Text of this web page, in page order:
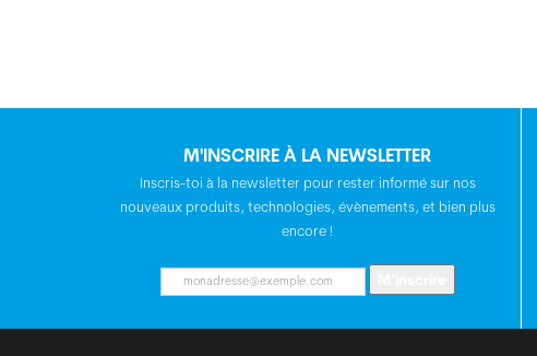
M'INSCRIRE À LA NEWSLETTER
Inscris-toi à la newsletter pour rester informé sur nos
nouveaux produits, technologies, évènements, et bien plus
encore !